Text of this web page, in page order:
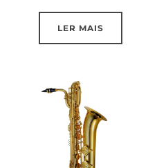
LER MAIS